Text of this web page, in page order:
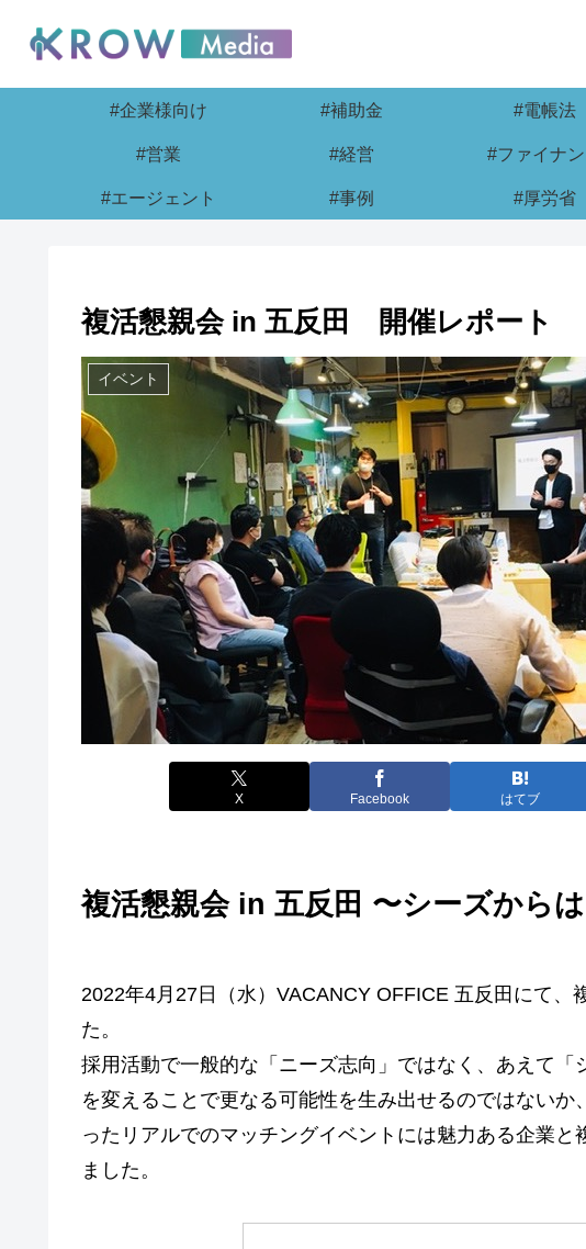
#企業様向け #補助金 #電帳法
#営業 #経営 #ファイナン
#エージェント #事例 #厚労省
複活懇親会 in 五反田 開催レポート
イベント
X Facebook はてブ
複活懇親会 in 五反田 〜シーズから
2022年4月27日（水）VACANCY OFFICE 五反田にて、
た。
採用活動で一般的な「ニーズ志向」ではなく、あえて
を変えることで更なる可能性を生み出せるのではない
ったリアルでのマッチングイベントには魅力ある企業
ました。